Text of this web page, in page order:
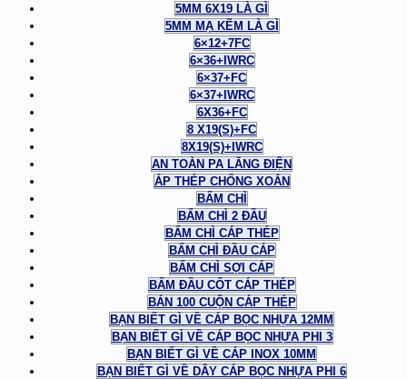
5MM 6X19 LÀ GÌ
5MM MẠ KẼM LÀ GÌ
6×12+7FC
6×36+IWRC
6×37+FC
6×37+IWRC
6X36+FC
8 X19(S)+FC
8X19(S)+IWRC
AN TOÀN PA LĂNG ĐIỆN
ÁP THÉP CHỐNG XOẮN
BẤM CHÌ
BẤM CHÌ 2 ĐẦU
BẤM CHÌ CÁP THÉP
BẤM CHÌ ĐẦU CÁP
BẤM CHÌ SỢI CÁP
BẤM ĐẦU CỐT CÁP THÉP
BÁN 100 CUỘN CÁP THÉP
BẠN BIẾT GÌ VỀ CÁP BỌC NHỰA 12MM
BẠN BIẾT GÌ VỀ CÁP BỌC NHỰA PHI 3
BẠN BIẾT GÌ VỀ CÁP INOX 10MM
BẠN BIẾT GÌ VỀ DÂY CÁP BỌC NHỰA PHI 6